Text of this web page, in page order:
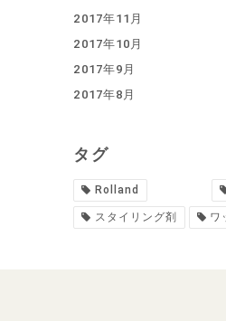
2017年11月
2017年10月
2017年9月
2017年8月
タグ
Rolland
スタイリング剤 ワ